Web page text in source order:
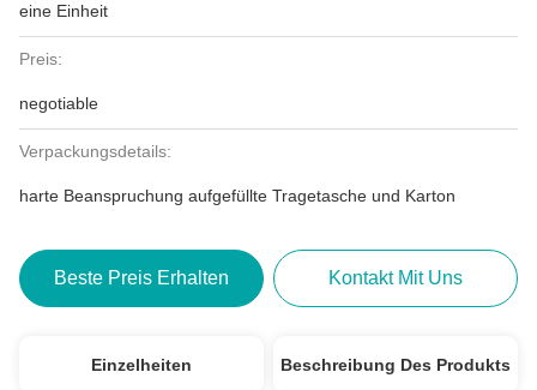
eine Einheit
Preis:
negotiable
Verpackungsdetails:
harte Beanspruchung aufgefüllte Tragetasche und Karton
Beste Preis Erhalten Kontakt Mit Uns
Einzelheiten Beschreibung Des Produkts